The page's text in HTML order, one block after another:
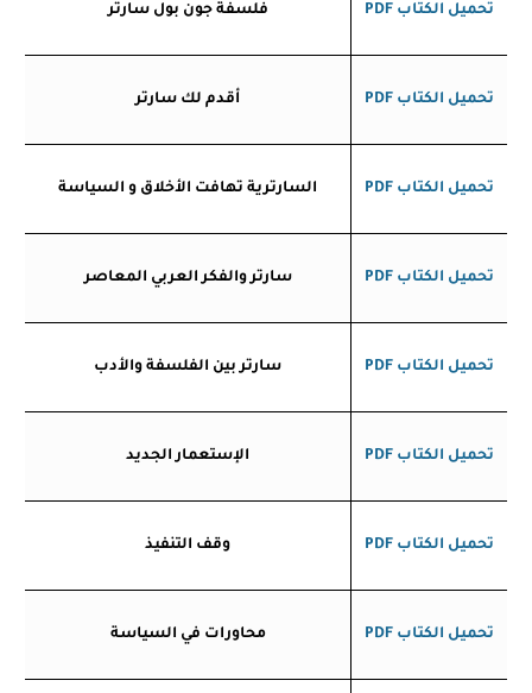
تحميل الكتاب PDF فلسفة جون بول سارتر
تحميل الكتاب PDF أقدم لك سارتر
تحميل الكتاب PDF السارترية تهافت الأخلاق و السياسة
تحميل الكتاب PDF سارتر والفكر العربي المعاصر
تحميل الكتاب PDF سارتر بين الفلسفة والأدب
تحميل الكتاب PDF الإستعمار الجديد
تحميل الكتاب PDF وقف التنفيذ
تحميل الكتاب PDF محاورات في السياسة